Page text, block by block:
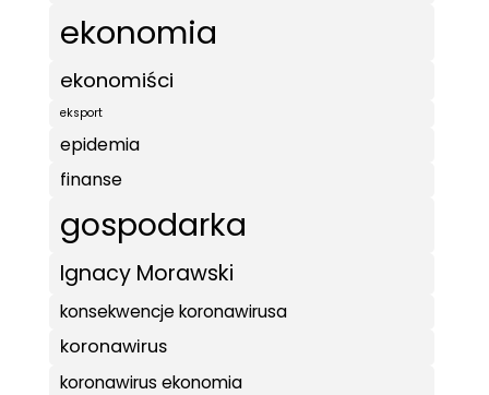
ekonomia
ekonomiści
eksport
epidemia
finanse
gospodarka
Ignacy Morawski
konsekwencje koronawirusa
koronawirus
koronawirus ekonomia